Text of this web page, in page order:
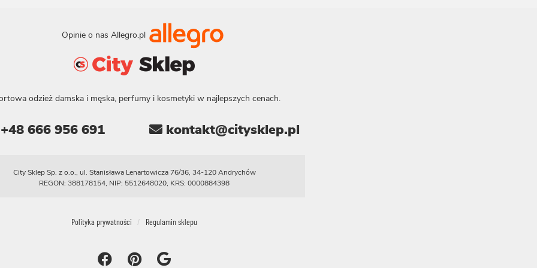
Opinie o nas Allegro.pl
odzież damska i męska, perfumy i kosmetyki w najlepszych cenach.
666 956 691 kontakt@citysklep.pl
City Sklep Sp. z o.o., ul. Stanisława Lenartowicza 76/36, 34-120 Andrychów
REGON: 388178154, NIP: 5512648020, KRS: 0000884398
Polityka prywatności Regulamin sklepu